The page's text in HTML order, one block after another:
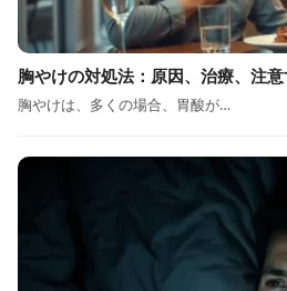
胸やけの対処法：原因、治療、注
胸やけは、多くの場合、胃酸が…